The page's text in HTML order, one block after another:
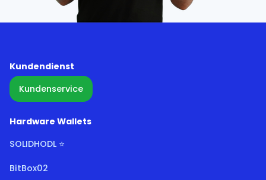
Kundendienst
Kundenservice
Hardware Wallets
SOLIDHODL ⭐
BitBox02